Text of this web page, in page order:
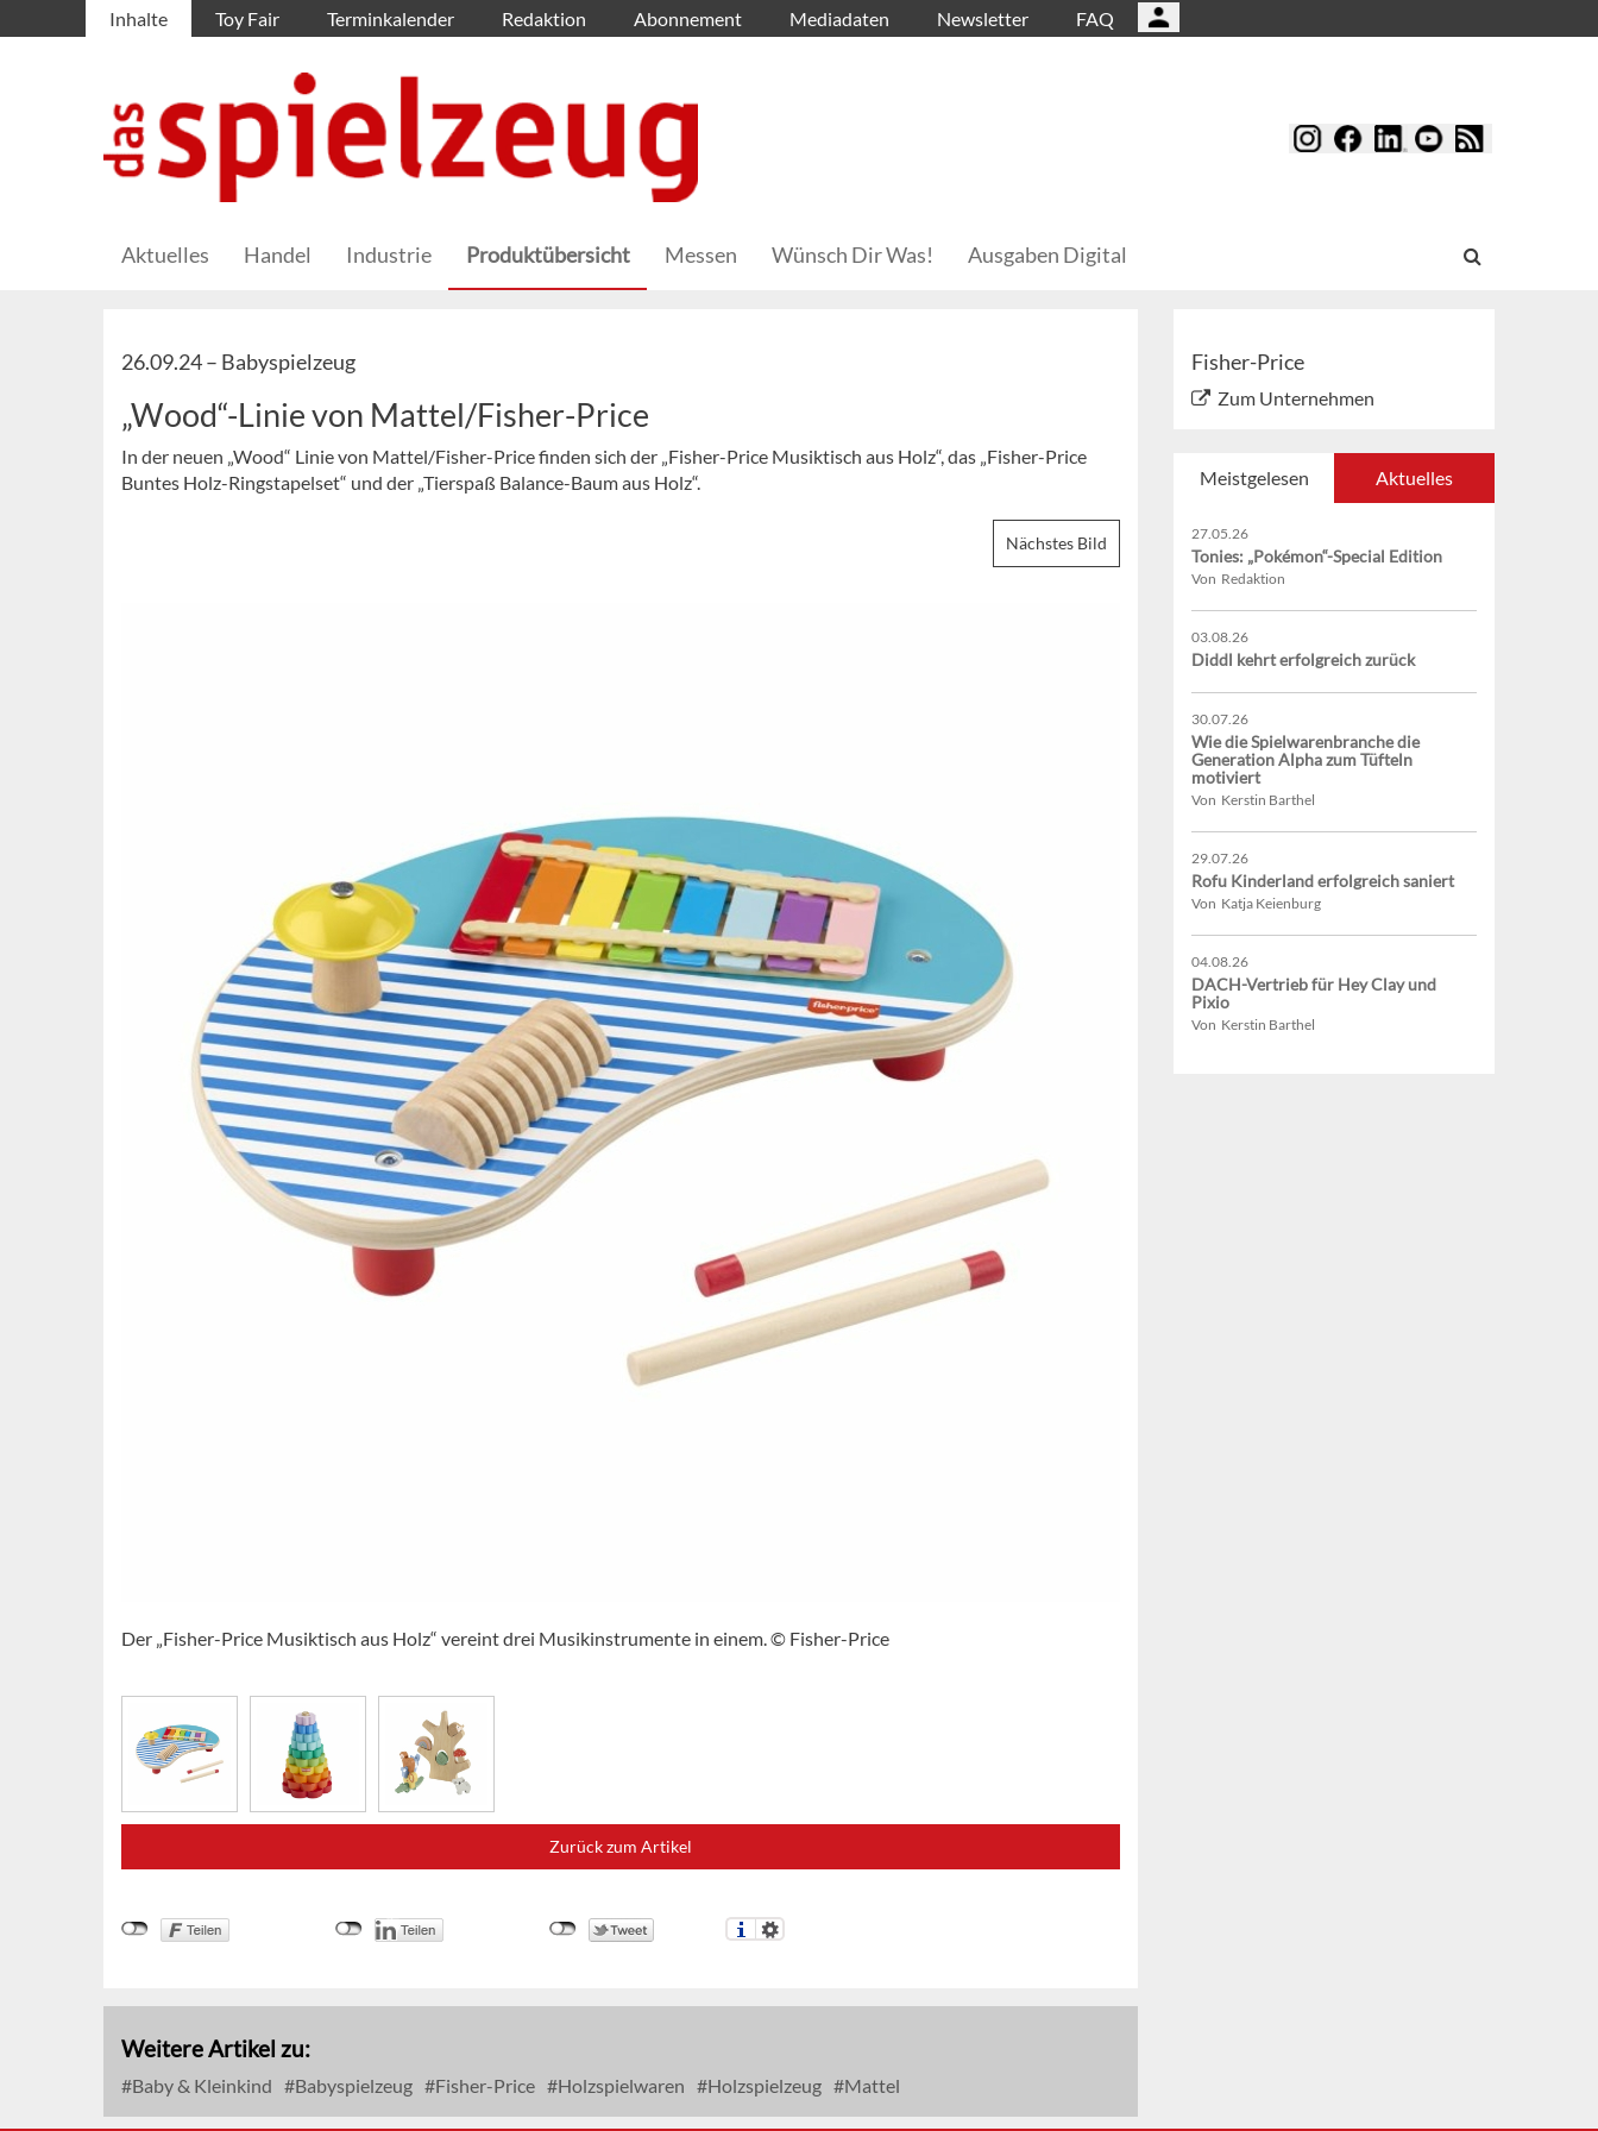
Inhalte Toy Fair Terminkalender Redaktion Abonnement Mediadaten Newsletter FAQ
Aktuelles Handel Industrie Produktübersicht Messen Wünsch Dir Was! Ausgaben Digital
26.09.24 – Babyspielzeug
„Wood“-Linie von Mattel/Fisher-Price
In der neuen „Wood“ Linie von Mattel/Fisher-Price finden sich der „Fisher-Price Musiktisch aus Holz“, das „Fisher-Price
Buntes Holz-Ringstapelset“ und der „Tierspaß Balance-Baum aus Holz“.
Nächstes Bild
Der „Fisher-Price Musiktisch aus Holz“ vereint drei Musikinstrumente in einem. © Fisher-Price
Zurück zum Artikel
Weitere Artikel zu:
Baby & Kleinkind Babyspielzeug Fisher-Price Holzspielwaren Holzspielzeug Mattel
Fisher-Price
Zum Unternehmen
Meistgelesen Aktuelles
27.05.26
Tonies: „Pokémon“-Special Edition
Von Redaktion
03.08.26
Diddl kehrt erfolgreich zurück
30.07.26
Wie die Spielwarenbranche die
Generation Alpha zum Tüfteln
motiviert
Von Kerstin Barthel
29.07.26
Rofu Kinderland erfolgreich saniert
Von Katja Keienburg
04.08.26
DACH-Vertrieb für Hey Clay und
Pixio
Von Kerstin Barthel